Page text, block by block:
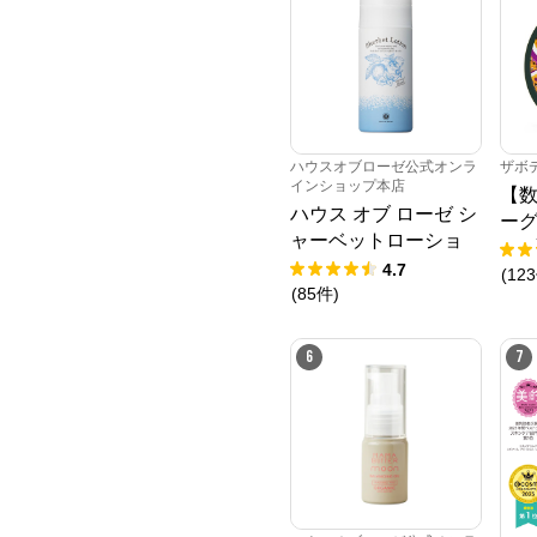
ハウスオブローゼ公式オンラ
インショップ本店
ハウス オブ ローゼ シ
ャーベットローショ
ン 95g
4.7
(85件)
ザボ
【
ー
ン
(123
6 7